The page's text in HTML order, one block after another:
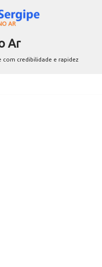
Ar
com credibilidade e rapidez